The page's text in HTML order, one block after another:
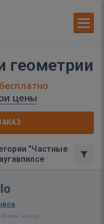
геометрии
бесплатно
цены
"Частные
мин. назад